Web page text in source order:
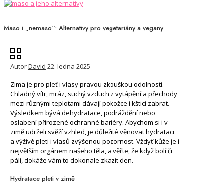
Maso i „nemaso“: Alternativy pro vegetariány a vegany
AutorDavid 22. ledna 2025
Zima je pro pleť i vlasy pravou zkouškou odolnosti.
Chladný vítr, mráz, suchý vzduch z vytápění a přechody
mezi různými teplotami dávají pokožce i kštici zabrat.
Výsledkem bývá dehydratace, podráždění nebo
oslabení přirozené ochranné bariéry. Abychom si i v
zimě udrželi svěží vzhled, je důležité věnovat hydrataci
a výživě pleti i vlasů zvýšenou pozornost. Vždyť kůže je i
největším orgánem našeho těla, a věřte, že když bolí či
pálí, dokáže vám to dokonale zkazit den.
Hydratace pleti v zimě